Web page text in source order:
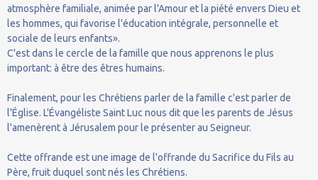
atmosphère familiale, animée par l'Amour et la piété envers Dieu et
les hommes, qui favorise l'éducation intégrale, personnelle et
sociale de leurs enfants».
C'est dans le cercle de la famille que nous apprenons le plus
important: à être des êtres humains.
Finalement, pour les Chrétiens parler de la famille c'est parler de
l'Église. L'Évangéliste Saint Luc nous dit que les parents de Jésus
l'amenèrent à Jérusalem pour le présenter au Seigneur.
Cette offrande est une image de l'offrande du Sacrifice du Fils au
Père, fruit duquel sont nés les Chrétiens.